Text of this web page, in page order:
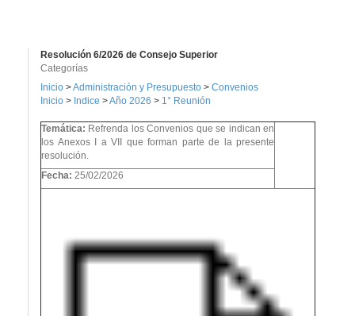
Resolución 6/2026 de Consejo Superior
Categorías
Inicio >Administración y Presupuesto > Convenios
Inicio > Indice >Año 2026 > 1° Reunión
Temática: Refrenda los Convenios que se indican en
los Anexos I a VII que forman parte de la presente
resolución.
Fecha: 25/02/2026